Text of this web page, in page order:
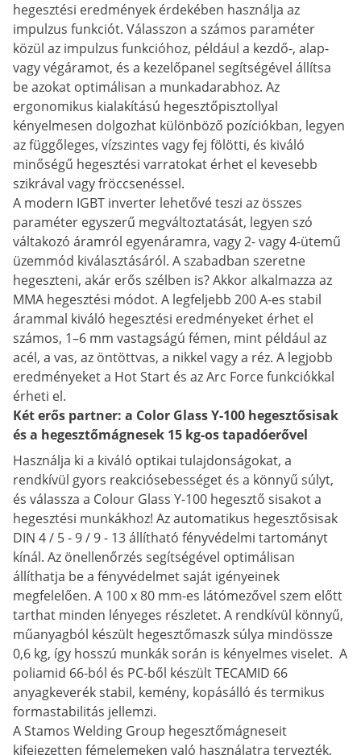
hegesztési eredmények érdekében használja az
impulzus funkciót. Válasszon a számos paraméter
közül az impulzus funkcióhoz, például a kezdő-, alap-
vagy végáramot, és a kezelőpanel segítségével állítsa
be azokat optimálisan a munkadarabhoz. Az
ergonomikus kialakítású hegesztőpisztollyal
kényelmesen dolgozhat különböző pozíciókban, legyen
az függőleges, vízszintes vagy fej fölötti, és kiváló
minőségű hegesztési varratokat érhet el kevesebb
szikrával vagy fröccsenéssel.
A modern IGBT inverter lehetővé teszi az összes
paraméter egyszerű megváltoztatását, legyen szó
váltakozó áramról egyenáramra, vagy 2- vagy 4-ütemű
üzemmód kiválasztásáról. A szabadban szeretne
hegeszteni, akár erős szélben is? Akkor alkalmazza az
MMA hegesztési módot. A legfeljebb 200 A-es stabil
árammal kiváló hegesztési eredményeket érhet el
számos, 1–6 mm vastagságú fémen, mint például az
acél, a vas, az öntöttvas, a nikkel vagy a réz. A legjobb
eredményeket a Hot Start és az Arc Force funkciókkal
érheti el.
Két erős partner: a Color Glass Y-100 hegesztősisak
és a hegesztőmágnesek 15 kg-os tapadóerővel
Használja ki a kiváló optikai tulajdonságokat, a
rendkívül gyors reakciósebességet és a könnyű súlyt,
és válassza a Colour Glass Y-100 hegesztő sisakot a
hegesztési munkákhoz! Az automatikus hegesztősisak
DIN 4 / 5 - 9 / 9 - 13 állítható fényvédelmi tartományt
kínál. Az önellenőrzés segítségével optimálisan
állíthatja be a fényvédelmet saját igényeinek
megfelelően. A 100 x 80 mm-es látómezővel szem előtt
tarthat minden lényeges részletet. A rendkívül könnyű,
műanyagból készült hegesztőmaszk súlya mindössze
0,6 kg, így hosszú munkák során is kényelmes viselet. A
poliamid 66-ból és PC-ből készült TECAMID 66
anyagkeverék stabil, kemény, kopásálló és termikus
formastabilitás jellemzi.
A Stamos Welding Group hegesztőmágneseit
kifejezetten fémelemeken való használatra tervezték,